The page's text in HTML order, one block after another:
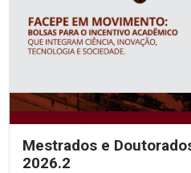
Mestrados e
2026.2